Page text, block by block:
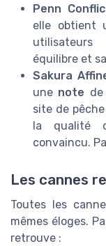
Penn
elle obtient
utilisateurs
équilibre et
Sakura
une note
site de
la qualité
convaincu.
Les cannes
Toutes les
mêmes éloges.
retrouve :